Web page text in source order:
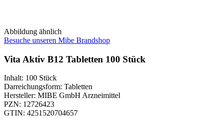
Abbildung ähnlich
Besuche unseren Mibe Brandshop
Vita Aktiv B12 Tabletten 100 Stück
Inhalt: 100 Stück
Darreichungsform: Tabletten
Hersteller: MIBE GmbH Arzneimittel
PZN: 12726423
GTIN: 4251520704657